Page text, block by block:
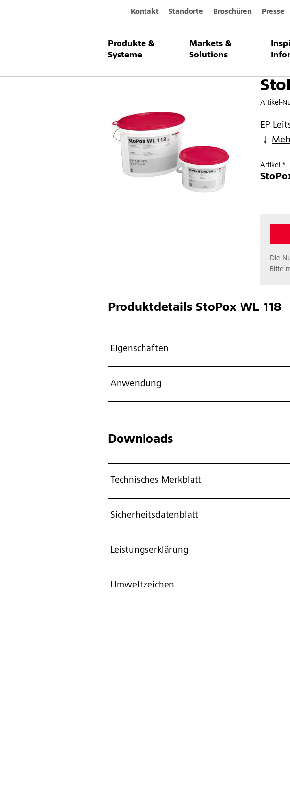
Kontakt Standorte Broschüren Presse
Produkte &
Systeme
Markets &
Solutions
Produkte & Systeme StoPox WL 118
Artikel-
EP
Artikel *
Die
Bitte
ProduktdetailsStoPox WL 118
Eigenschaften
Anwendung
Downloads
Technisches Merkblatt
Sicherheitsdatenblatt
Leistungserklärung
Umweltzeichen